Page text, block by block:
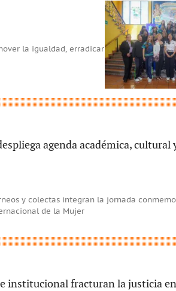
la igualdad, erradicar
agenda académica, cultural
y colectas integran la jornada
de la Mujer
institucional fracturan la justicia